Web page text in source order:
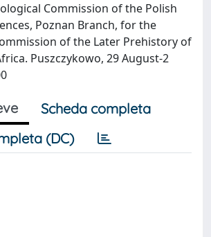
Commission of the Polish
Poznan Branch, for the
of the Later Prehistory of
Puszczykowo, 29 August-2
Scheda completa
(DC)